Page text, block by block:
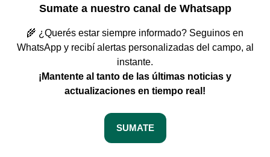
Sumate a nuestro canal de Whatsapp
🌾 ¿Querés estar siempre informado? Seguinos en
WhatsApp y recibí alertas personalizadas del campo, al
instante.
¡Mantente al tanto de las últimas noticias y
actualizaciones en tiempo real!
SUMATE